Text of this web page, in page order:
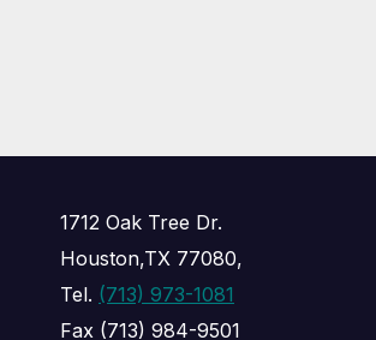
1712 Oak Tree Dr.
Houston,TX 77080,
Tel. (713) 973-1081
Fax (713) 984-9501